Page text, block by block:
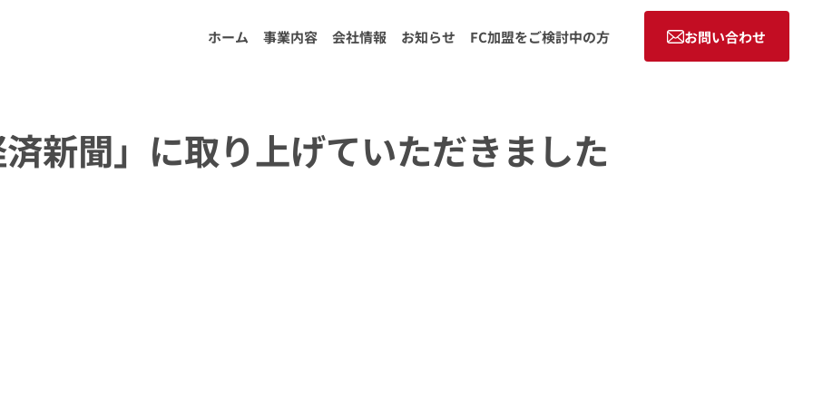
ホーム 事業内容 会社情報 お知らせ FC加盟をご検討中の方 お問い合わせ
済新聞」に取り上げていただきました